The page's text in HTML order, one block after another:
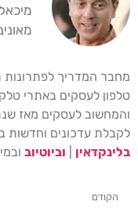
מחבר המדריך לפתרונות
טלפון לעסקים באתרי
לקבלת עדכונים וחדשות
בלינקדאין
וביוטיוב
הקודם